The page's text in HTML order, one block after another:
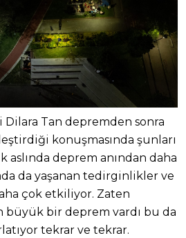
Tan depremden sonra
konuşmasında şunları
aslında deprem anından daha
da yaşanan tedirginlikler ve
çok etkiliyor. Zaten
büyük bir deprem vardı bu da
tekrar ve tekrar.